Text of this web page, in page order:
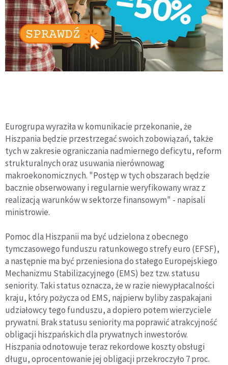
Eurogrupa wyraziła w komunikacie przekonanie, że
Hiszpania będzie przestrzegać swoich zobowiązań, także
tych w zakresie ograniczania nadmiernego deficytu, reform
strukturalnych oraz usuwania nierównowag
makroekonomicznych. "Postęp w tych obszarach będzie
bacznie obserwowany i regularnie weryfikowany wraz z
realizacją warunków w sektorze finansowym" - napisali
ministrowie.
Pomoc dla Hiszpanii ma być udzielona z obecnego
tymczasowego funduszu ratunkowego strefy euro (EFSF),
a następnie ma być przeniesiona do stałego Europejskiego
Mechanizmu Stabilizacyjnego (EMS) bez tzw. statusu
seniority. Taki status oznacza, że w razie niewypłacalności
kraju, który pożycza od EMS, najpierw byliby zaspakajani
udziałowcy tego funduszu, a dopiero potem wierzyciele
prywatni. Brak statusu seniority ma poprawić atrakcyjność
obligacji hiszpańskich dla prywatnych inwestorów.
Hiszpania odnotowuje teraz rekordowe koszty obsługi
długu, oprocentowanie jej obligacji przekroczyło 7 proc.